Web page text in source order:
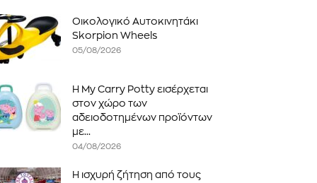
Οικολογικό Αυτοκινητάκι
Skorpion Wheels
05/08/2026
Η My Carry Potty εισέρχεται
στον χώρο των
αδειοδοτημένων προϊόντων
με...
04/08/2026
Η ισχυρή ζήτηση από τους